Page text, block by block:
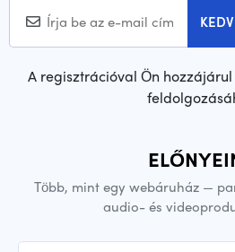
A regisztrációval Ön
Több, mint egy webáruház —
audio- és